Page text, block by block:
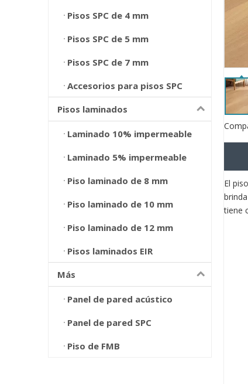
Pisos SPC de 4 mm
Pisos SPC de 5 mm
Pisos SPC de 7 mm
Accesorios para pisos SPC
Pisos laminados
Laminado 10% impermeable
Laminado 5% impermeable
Piso laminado de 8 mm
Piso laminado de 10 mm
Piso laminado de 12 mm
Pisos laminados EIR
Más
Panel de pared acústico
Panel de pared SPC
Piso de FMB
El
tiene